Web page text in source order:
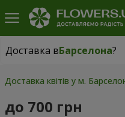
Доставка вБарселона?
Доставка вБарселона|
Доставка квітів у м.
до 700 грн